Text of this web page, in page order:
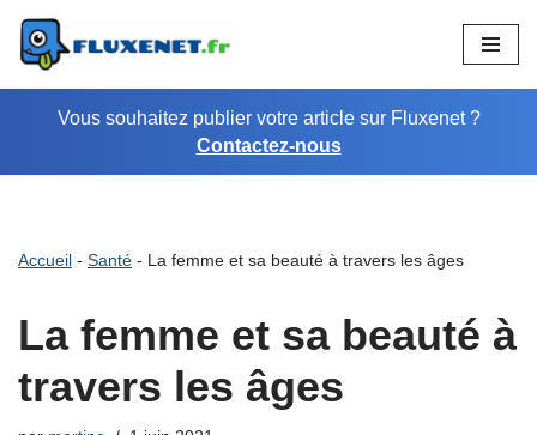
Aller
au
contenuVous souhaitez publier votre article sur Fluxenet ?
Contactez-nous
Accueil - Santé - La femme et sa beauté à travers les âges
La femme et sa beauté à
travers les âges